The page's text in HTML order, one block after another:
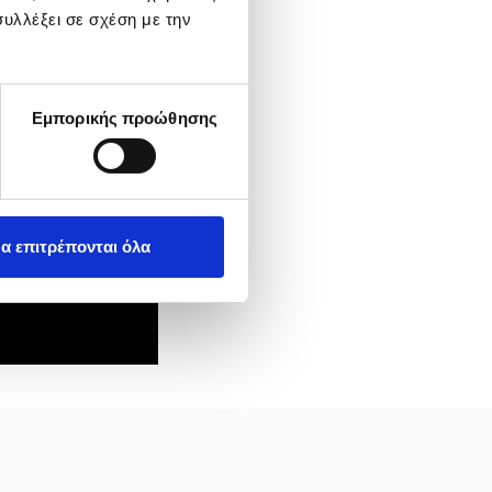
σε σχέση με την
Εμπορικής προώθησης
επιτρέπονται όλα
της περιφερειακής
από τηνDigital4U.
μπορούν να